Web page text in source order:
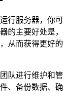
行服务器，你可
的主要好处是，
从而获得更好的
队进行维护和管
、备份数据、确